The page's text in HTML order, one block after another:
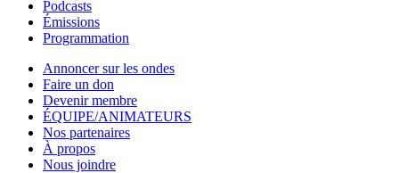
Podcasts
Émissions
Programmation
Annoncer sur les ondes
Faire un don
Devenir membre
ÉQUIPE/ANIMATEURS
Nos partenaires
À propos
Nous joindre